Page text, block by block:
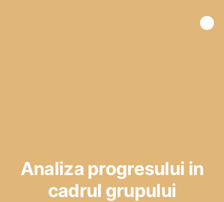
Analiza progresului in
cadrul grupului